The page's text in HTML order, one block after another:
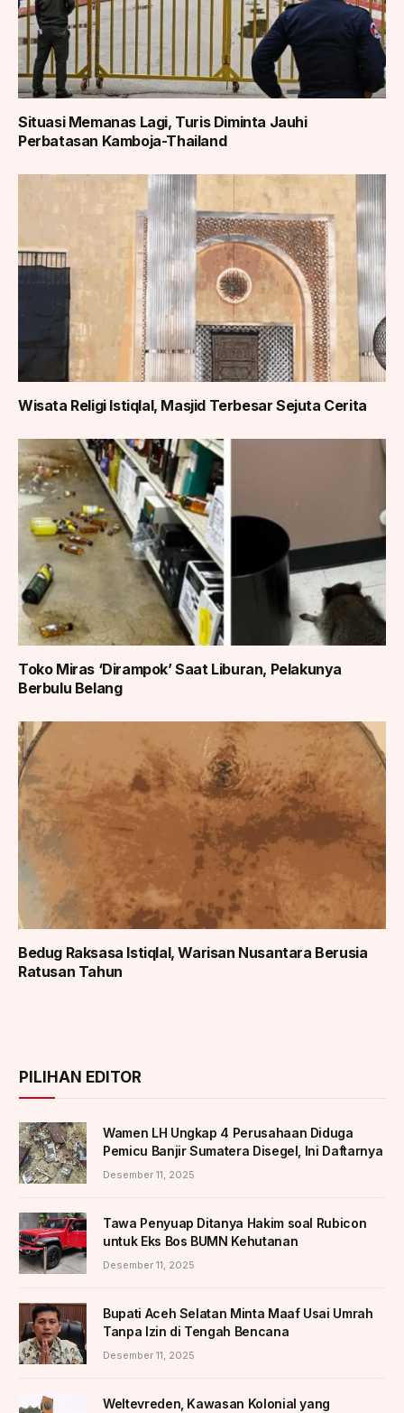
Situasi Memanas Lagi, Turis Diminta Jauhi
Perbatasan Kamboja-Thailand
Wisata Religi Istiqlal, Masjid Terbesar Sejuta Cerita
Toko Miras ‘Dirampok’ Saat Liburan, Pelakunya
Berbulu Belang
Bedug Raksasa Istiqlal, Warisan Nusantara Berusia
Ratusan Tahun
PILIHAN EDITOR
Wamen LH Ungkap 4 Perusahaan Diduga
Pemicu Banjir Sumatera Disegel, Ini Daftarnya
Desember 11, 2025
Tawa Penyuap Ditanya Hakim soal Rubicon
untuk Eks Bos BUMN Kehutanan
Desember 11, 2025
Bupati Aceh Selatan Minta Maaf Usai Umrah
Tanpa Izin di Tengah Bencana
Desember 11, 2025
Weltevreden, Kawasan Kolonial yang